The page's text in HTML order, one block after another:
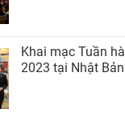
Khai mạc Tuần
2023 tại Nhật Bản